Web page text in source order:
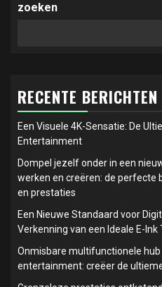
zoeken
RECENTE BERICHTEN
Een Visuele 4K-Sensatie: De
Entertainment
Dompel jezelf onder in een
werken en creëren: de perfecte
en prestaties
Een Nieuwe Standaard voor
Verkenning van een Ideale E-Ink
Onmisbare multifunctionele
entertainment: creëer de